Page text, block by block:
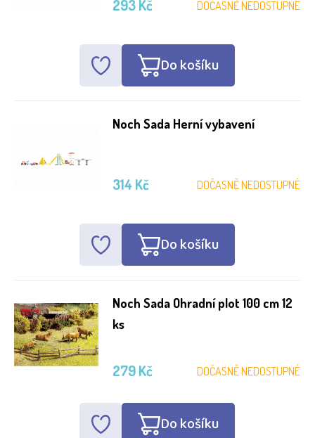
DOČASNĚ NEDOSTUPNÉ
293 Kč
Do košíku
Noch Sada Herní vybavení
DOČASNĚ NEDOSTUPNÉ
314 Kč
Do košíku
Noch Sada Ohradní plot 100 cm 12
ks
DOČASNĚ NEDOSTUPNÉ
279 Kč
Do košíku